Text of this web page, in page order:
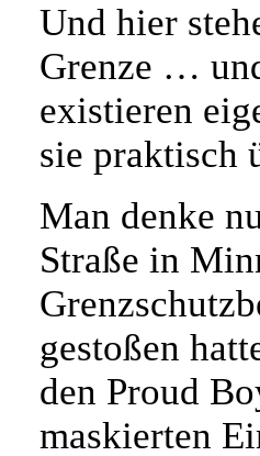
Und hier
Grenze …
existieren
sie praktisch
Man denke
Straße in
gestoßen
den Proud
maskierten